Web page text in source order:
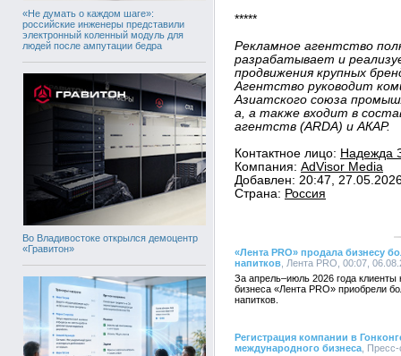
«Не думать о каждом шаге»:
российские инженеры представили
электронный коленный модуль для
людей после ампутации бедра
Во Владивостоке открылся демоцентр
«Гравитон»
*****
Рекламное агентство
разрабатывает и
продвижения крупных
Агентство руководит
Азиатского союза
а, а также входит в
агентств (ARDA) и АКАР.
Контактное лицо: Надежда
Компания: AdVisor Media
Добавлен: 20:47,
Страна: Россия
«Лента PRO» продала бизнесу
напитков , Лента PRO, 00:07,
За апрель–июль 2026 года клиенты
бизнеса «Лента PRO» приобрели
напитков.
Регистрация компании в
международного бизнеса ,